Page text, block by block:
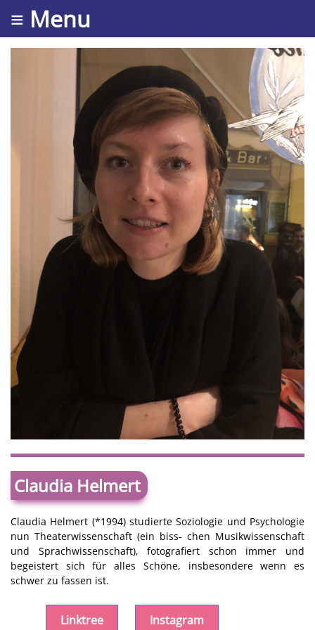
≡ Menu
Claudia Helmert
Claudia Helmert (*1994) studierte Soziologie und Psychologie
nun Theaterwissenschaft (ein biss- chen Musikwissenschaft
und Sprachwissenschaft), fotografiert schon immer und
begeistert sich für alles Schöne, insbesondere wenn es
schwer zu fassen ist.
Linktree Instagram